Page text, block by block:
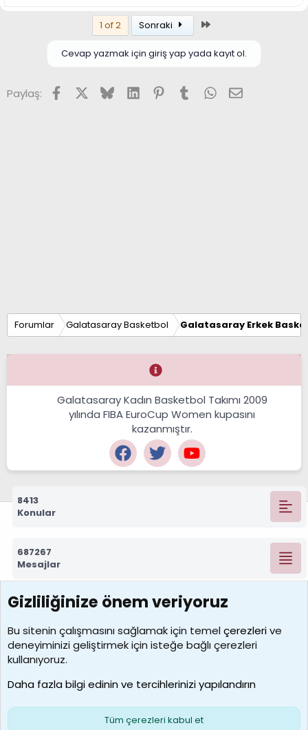
1 of 2 Sonraki
Cevap yazmak için giriş yap yada kayıt ol.
Paylaş: FacebookX (Twitter)
BlueskyLinkedInPinterest
TumblrWhatsApp
E-posta
Forumlar Galatasaray Basketbol Galatasaray Erkek
Galatasaray Kadın Basketbol Takımı 2009
yılında FIBA EuroCup Women kupasını
kazanmıştır.
8413
Konular
687267
Mesajlar
7388
Kullanıcılar
borabekirogluu
Son üye
Çerezler
S
Gizliliğinize önem veriyoruz
Bu sitenin çalışmasını sağlamak için temelçerezlerive
deneyiminizi geliştirmek için isteğe bağlı çerezleri
kullanıyoruz.
Daha fazla bilgi edinin ve tercihlerinizi yapılandırın
Tüm çerezleri kabul et